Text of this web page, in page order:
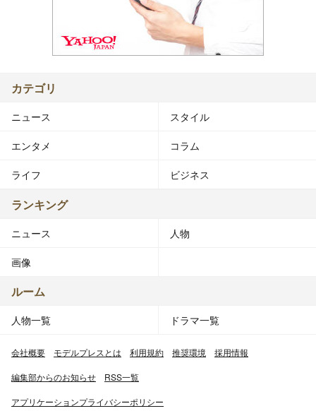
カテゴリ
ニュース スタイル
エンタメ コラム
ライフ ビジネス
ランキング
ニュース 人物
画像
ルーム
人物一覧 ドラマ一覧
会社概要 モデルプレスとは 利用規約 推奨環境 採用情報
編集部からのお知らせ RSS一覧
アプリケーションプライバシーポリシー